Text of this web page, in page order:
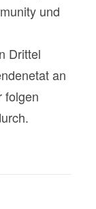
und
Drittel
an
folgen